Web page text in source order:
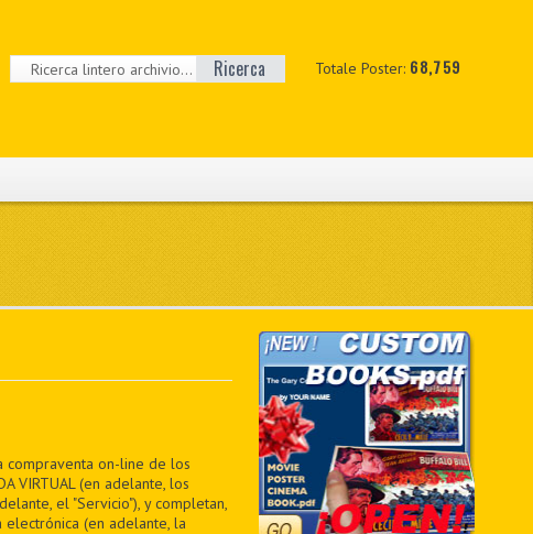
Totale Poster: 68,759
Ricerca
compraventa on-line de los
VIRTUAL (en adelante, los
el "Servicio"), y completan,
(en adelante, la